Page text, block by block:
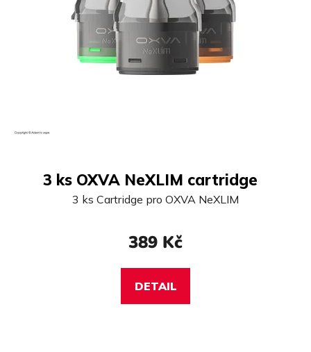
3 ks OXVA NeXLIM cartridge
3 ks Cartridge pro OXVA NeXLIM
389 Kč
DETAIL